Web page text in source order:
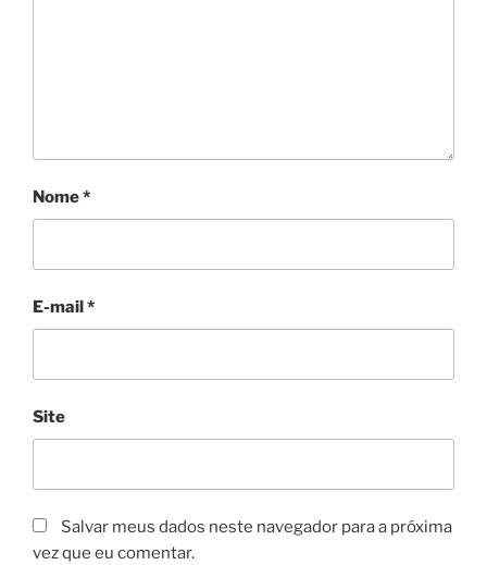
Nome*
E-mail *
Site
Salvar meus dados neste navegador para a próxima
vez que eu comentar.